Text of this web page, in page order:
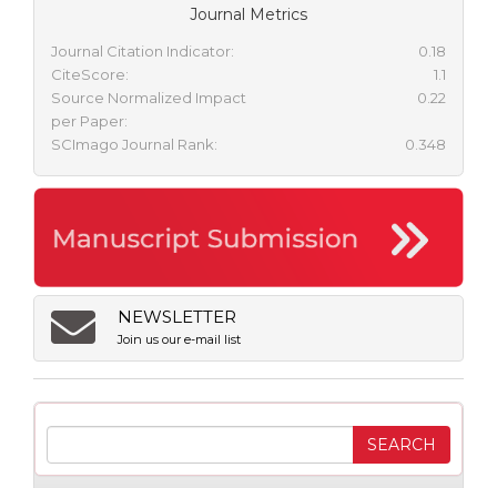
Journal Metrics
Journal Citation Indicator:
0.18
CiteScore:
1.1
Source Normalized Impact
per Paper:
0.22
SCImago Journal Rank: 0.348
NEWSLETTER
Join us our e-mail list